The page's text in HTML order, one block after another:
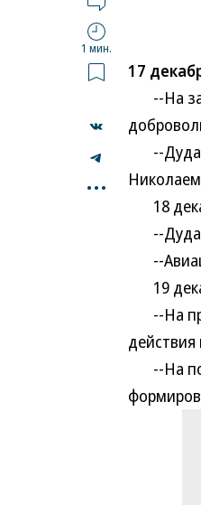
1 мин.
...
17
--На
--
18
--
--
19
--На
--На